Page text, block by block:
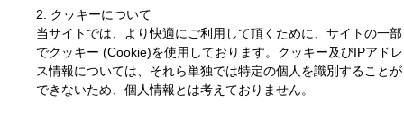
2. クッキーについて
当サイトでは、より快適にご利用して頂くために、サイトの一部
でクッキー (Cookie)を使用しております。クッキー及びIPアドレ
ス情報については、それら単独では特定の個人を識別することが
できないため、個人情報とは考えておりません。